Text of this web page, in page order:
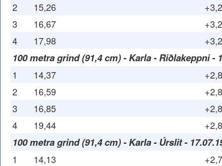
2
15,26
+3,2
3
16,67
+3,2
4
17,98 +3,2
100 metra grind (91,4 cm) - Karla - Riðlakeppni -
1 14,37
+2,8
2
16,59
+2,8
3
16,85
+2,8
4
19,44 +2,8
100 metra grind (91,4 cm) - Karla - Úrslit -
1 14,13
+2,7